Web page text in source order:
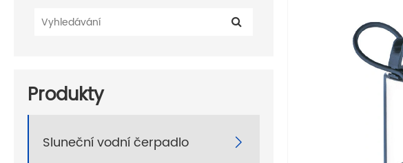
Produkty
Sluneční vodní čerpadlo 